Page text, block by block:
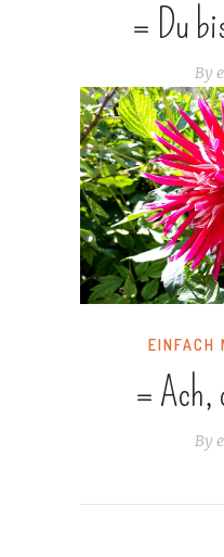
= Du
By
EINFACH
= Ach,
By